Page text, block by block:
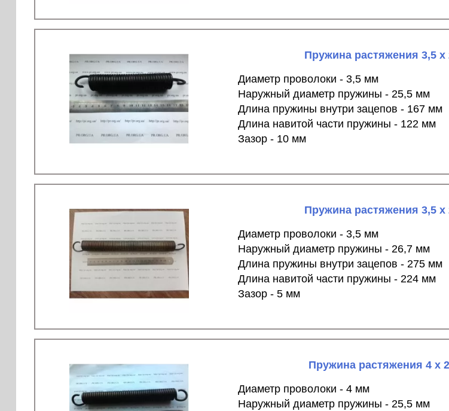
Пружина растяжения 3,5 х
Диаметр проволоки - 3,5 мм
Наружный диаметр пружины - 25,5 мм
Длина пружины внутри зацепов - 167 мм
Длина навитой части пружины - 122 мм
Зазор - 10 мм
Пружина растяжения 3,5 х
Диаметр проволоки - 3,5 мм
Наружный диаметр пружины - 26,7 мм
Длина пружины внутри зацепов - 275 мм
Длина навитой части пружины - 224 мм
Зазор - 5 мм
Пружина растяжения 4 х
Диаметр проволоки - 4 мм
Наружный диаметр пружины - 25,5 мм